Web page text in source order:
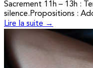
Sacrement 11h – 13h :
silence.Propositions :
Lire la suite →